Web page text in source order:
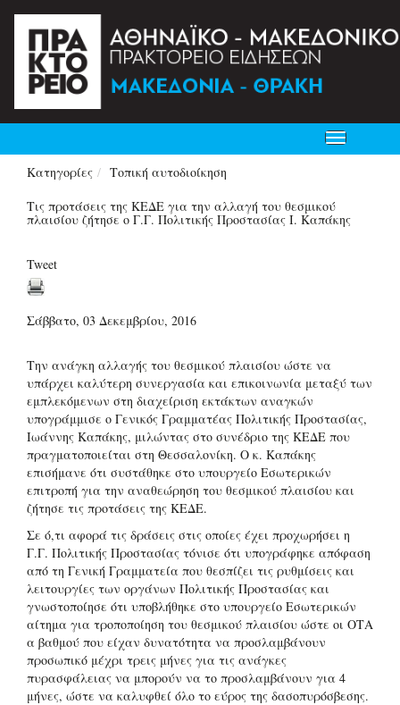
Toggle
navigation
Κατηγορίες
Τοπική αυτοδιοίκηση
Τις προτάσεις της ΚΕΔΕ για την αλλαγή του θεσμικού
πλαισίου ζήτησε ο Γ.Γ. Πολιτικής Προστασίας Ι. Καπάκης
Tweet
Σάββατο, 03 Δεκεμβρίου, 2016
Την ανάγκη αλλαγής του θεσμικού πλαισίου ώστε να
υπάρχει καλύτερη συνεργασία και επικοινωνία μεταξύ των
εμπλεκόμενων στη διαχείριση εκτάκτων αναγκών
υπογράμμισε ο Γενικός Γραμματέας Πολιτικής Προστασίας,
Ιωάννης Καπάκης, μιλώντας στο συνέδριο της ΚΕΔΕ που
πραγματοποιείται στη Θεσσαλονίκη. Ο κ. Καπάκης
επισήμανε ότι συστάθηκε στο υπουργείο Εσωτερικών
επιτροπή για την αναθεώρηση του θεσμικού πλαισίου και
ζήτησε τις προτάσεις της ΚΕΔΕ.
Σε ό,τι αφορά τις δράσεις στις οποίες έχει προχωρήσει η
Γ.Γ. Πολιτικής Προστασίας τόνισε ότι υπογράφηκε απόφαση
από τη Γενική Γραμματεία που θεσπίζει τις ρυθμίσεις και
λειτουργίες των οργάνων Πολιτικής Προστασίας και
γνωστοποίησε ότι υποβλήθηκε στο υπουργείο Εσωτερικών
αίτημα για τροποποίηση του θεσμικού πλαισίου ώστε οι ΟΤΑ
α βαθμού που είχαν δυνατότητα να προσλαμβάνουν
προσωπικό μέχρι τρεις μήνες για τις ανάγκες
πυρασφάλειας να μπορούν να το προσλαμβάνουν για 4
μήνες, ώστε να καλυφθεί όλο το εύρος της δασοπυρόσβεσης.